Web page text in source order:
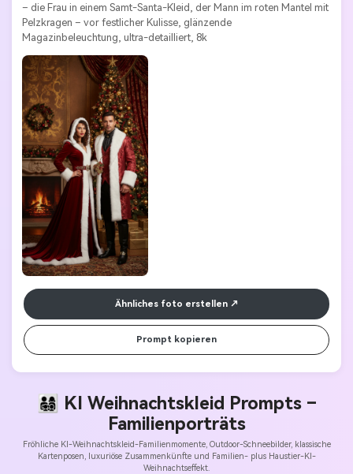
– die Frau in einem Samt-Santa-Kleid, der Mann im roten Mantel mit
Pelzkragen – vor festlicher Kulisse, glänzende
Magazinbeleuchtung, ultra-detailliert, 8k
Ähnliches foto erstellen
Prompt kopieren
👨‍👩‍👧‍👦 KI Weihnachtskleid Prompts –
Familienporträts
Fröhliche KI-Weihnachtskleid-Familienmomente, Outdoor-Schneebilder, klassische
Kartenposen, luxuriöse Zusammenkünfte und Familien- plus Haustier-KI-
Weihnachtseffekt.